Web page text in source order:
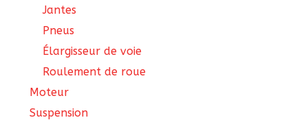
Jantes
Pneus
Élargisseur de voie
Roulement de roue
Moteur
Suspension